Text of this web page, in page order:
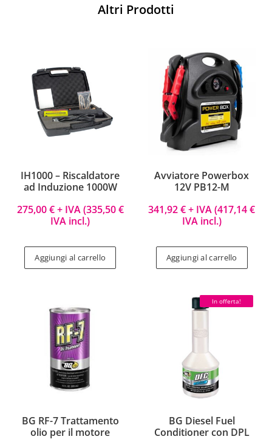
Altri Prodotti
IH1000 – Riscaldatore
ad Induzione 1000W
275,00€+ IVA (335,50€
IVA incl.)
Aggiungi al carrello
Avviatore Powerbox
12V PB12-M
341,92€+ IVA (417,14€
IVA incl.)
Aggiungi al carrello
BG RF-7 Trattamento
olio per il motore
In offerta!
BG Diesel Fuel
Conditioner con DPL